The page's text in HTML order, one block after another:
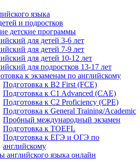
языка
и подростков
детские программы
для детей 3-6 лет
для детей 7-9 лет
для детей 10-12 лет
для подростков 13-17 лет
к экзаменам по английскому
Подготовка к B2 First (FCE)
Подготовка к C1 Advanced (CAE)
Подготовка к C2 Proficiency (CPE)
Подготовка к General Training/Academic
Пробный международный экзамен
Подготовка к TOEFL
Подготовка к ЕГЭ и ОГЭ по
английскому
английского языка онлайн